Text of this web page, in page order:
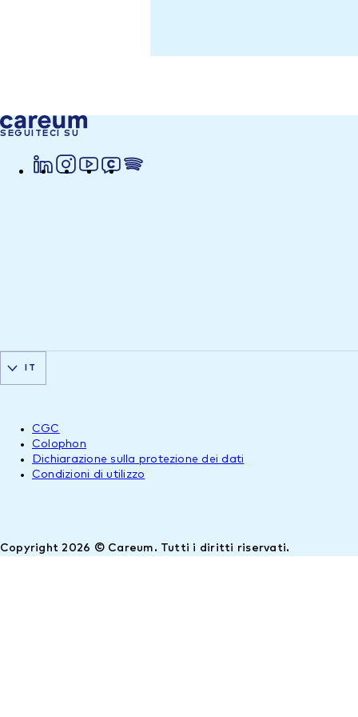
SEGUITECI SU
Copyright 2026 © Careum. Tutti i diritti riservati.
CGC
Colophon
Dichiarazione sulla protezione dei dati
Condizioni di utilizzo
IT